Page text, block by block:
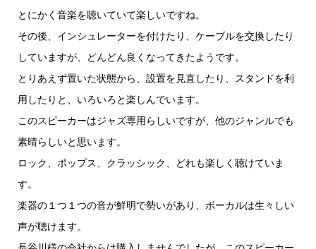
とにかく音楽を聴いていて楽しいですね。
その後、インシュレーターを付けたり、ケーブルを交換したり
していますが、どんどん良くなってきたようです。
とりあえず置いた状態から、設置を見直したり、スタンドを利
用したりと、いろいろと楽しんでいます。
このスピーカーはジャズ専用らしいですが、他のジャンルでも
素晴らしいと思います。
ロック、ポップス、クラッシック、どれも楽しく聴けていま
す。
楽器の１つ１つの音が鮮明で勢いがあり、ボーカルは生々しい
声が聴けます。